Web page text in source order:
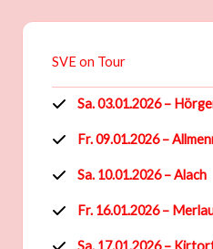
SVE on Tour
Sa. 03.01.2026 –
Fr. 09.01.2026 –
Sa. 10.01.2026 – Alach
Fr. 16.01.2026 –
Sa. 17.01.2026 –